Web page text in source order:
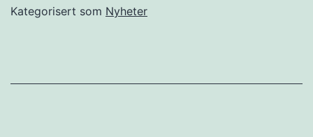
Kategorisert som Nyheter